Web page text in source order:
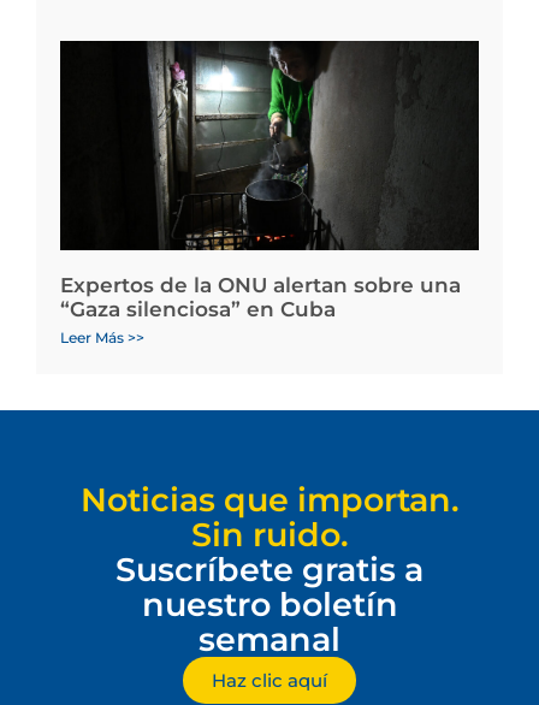
Expertos de la ONU alertan sobre una
“Gaza silenciosa” en Cuba
Leer Más >>
Noticias que importan.
Sin ruido.
Suscríbete gratis a
nuestro boletín
semanal
Haz clic aquí